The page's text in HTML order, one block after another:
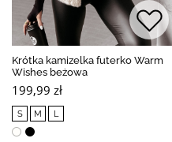
Krótka kamizelka futerko Warm
Wishes beżowa
199,99 zł
S M L